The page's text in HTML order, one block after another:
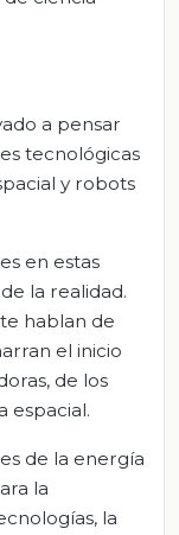
a pensar
tecnológicas
y robots
en estas
la realidad.
hablan de
el inicio
de los
espacial.
de la energía
la
la